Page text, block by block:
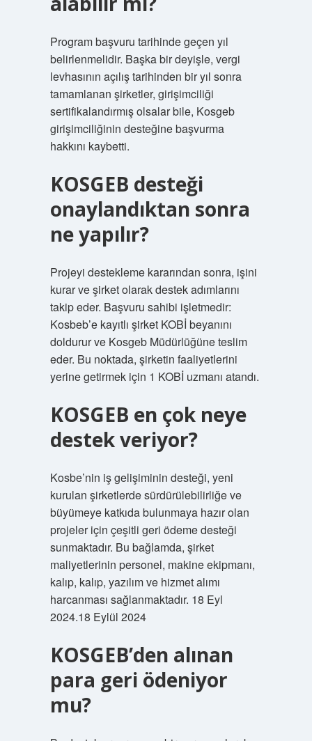
Program başvuru tarihinde geçen yıl
belirlenmelidir. Başka bir deyişle, vergi
levhasının açılış tarihinden bir yıl sonra
tamamlanan şirketler, girişimciliği
sertifikalandırmış olsalar bile, Kosgeb
girişimciliğinin desteğine başvurma
hakkını kaybetti.
KOSGEB desteği
onaylandıktan sonra
ne yapılır?
Projeyi destekleme kararından sonra, işini
kurar ve şirket olarak destek adımlarını
takip eder. Başvuru sahibi işletmedir:
Kosbeb’e kayıtlı şirket KOBİ beyanını
doldurur ve Kosgeb Müdürlüğüne teslim
eder. Bu noktada, şirketin faaliyetlerini
yerine getirmek için 1 KOBİ uzmanı atandı.
KOSGEB en çok neye
destek veriyor?
Kosbe’nin iş gelişiminin desteği, yeni
kurulan şirketlerde sürdürülebilirliğe ve
büyümeye katkıda bulunmaya hazır olan
projeler için çeşitli geri ödeme desteği
sunmaktadır. Bu bağlamda, şirket
maliyetlerinin personel, makine ekipmanı,
kalıp, kalıp, yazılım ve hizmet alımı
harcanması sağlanmaktadır. 18 Eyl
2024.18 Eylül 2024
KOSGEB’den alınan
para geri ödeniyor
mu?